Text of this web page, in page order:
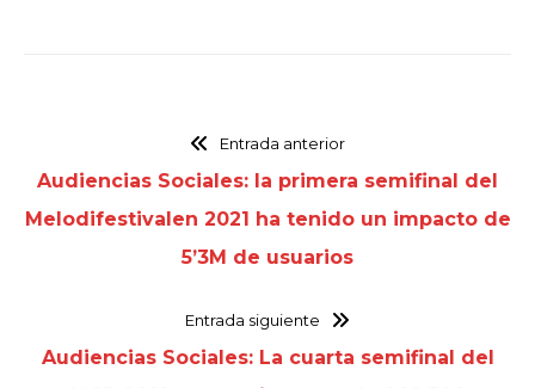
Entrada anterior
Audiencias Sociales: la primera semifinal del
Melodifestivalen 2021 ha tenido un impacto de
5’3M de usuarios
Entrada siguiente
Audiencias Sociales: La cuarta semifinal del